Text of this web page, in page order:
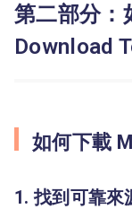
第二部分：
Download
如何下載
1. 找到可靠來